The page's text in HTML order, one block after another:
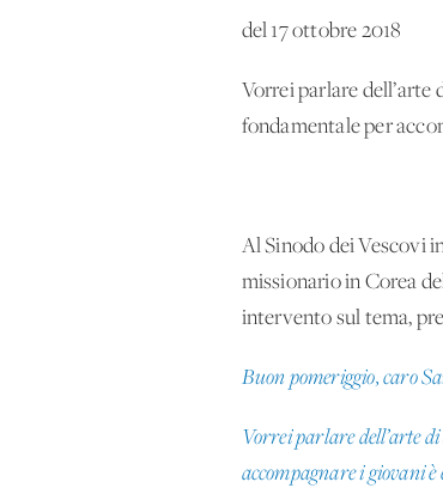
del 17 ottobre 2018
Vorrei parlare
fondamentale per
Al Sinodo dei Vescovi
missionario in Corea
intervento sul tema,
Buon pomeriggio, caro
Vorrei parlare dell’arte
accompagnare i giovani